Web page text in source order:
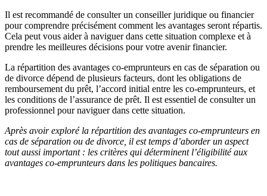
Il est recommandé de consulter un conseiller juridique ou financier
pour comprendre précisément comment les avantages seront répartis.
Cela peut vous aider à naviguer dans cette situation complexe et à
prendre les meilleures décisions pour votre avenir financier.
La répartition des avantages co-emprunteurs en cas de séparation ou
de divorce dépend de plusieurs facteurs, dont les obligations de
remboursement du prêt, l’accord initial entre les co-emprunteurs, et
les conditions de l’assurance de prêt. Il est essentiel de consulter un
professionnel pour naviguer dans cette situation.
Après avoir exploré la répartition des avantages co-emprunteurs en
cas de séparation ou de divorce, il est temps d’aborder un aspect
tout aussi important : les critères qui déterminent l’éligibilité aux
avantages co-emprunteurs dans les politiques bancaires.